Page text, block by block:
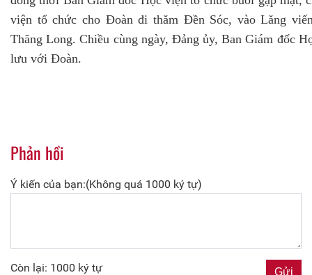
viện tổ chức cho Đoàn đi thăm Đền Sóc, vào Lăng
Thăng Long. Chiều cùng ngày, Đảng ủy, Ban Giám đốc
lưu với Đoàn.
Phản hồi
Ý kiến của bạn:(Không quá 1000 ký tự)
Còn lại: 1000 ký tự